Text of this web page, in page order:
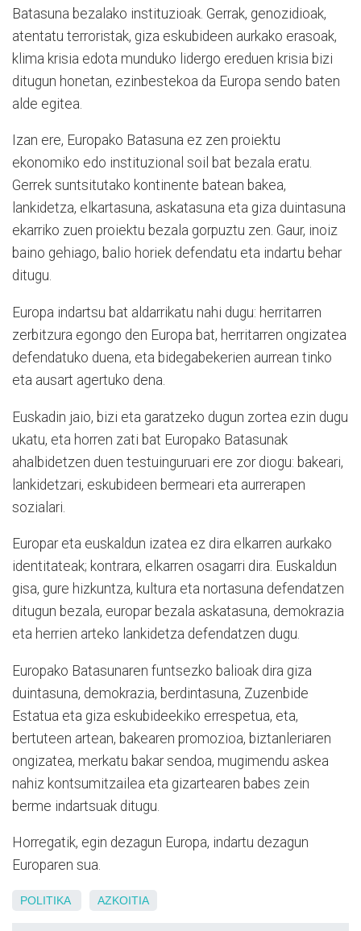
Batasuna bezalako instituzioak. Gerrak, genozidioak,
atentatu terroristak, giza eskubideen aurkako erasoak,
klima krisia edota munduko lidergo ereduen krisia bizi
ditugun honetan, ezinbestekoa da Europa sendo baten
alde egitea.
Izan ere, Europako Batasuna ez zen proiektu
ekonomiko edo instituzional soil bat bezala eratu.
Gerrek suntsitutako kontinente batean bakea,
lankidetza, elkartasuna, askatasuna eta giza duintasuna
ekarriko zuen proiektu bezala gorpuztu zen. Gaur, inoiz
baino gehiago, balio horiek defendatu eta indartu behar
ditugu.
Europa indartsu bat aldarrikatu nahi dugu: herritarren
zerbitzura egongo den Europa bat, herritarren ongizatea
defendatuko duena, eta bidegabekerien aurrean tinko
eta ausart agertuko dena.
Euskadin jaio, bizi eta garatzeko dugun zortea ezin dugu
ukatu, eta horren zati bat Europako Batasunak
ahalbidetzen duen testuinguruari ere zor diogu: bakeari,
lankidetzari, eskubideen bermeari eta aurrerapen
sozialari.
Europar eta euskaldun izatea ez dira elkarren aurkako
identitateak; kontrara, elkarren osagarri dira. Euskaldun
gisa, gure hizkuntza, kultura eta nortasuna defendatzen
ditugun bezala, europar bezala askatasuna, demokrazia
eta herrien arteko lankidetza defendatzen dugu.
Europako Batasunaren funtsezko balioak dira giza
duintasuna, demokrazia, berdintasuna, Zuzenbide
Estatua eta giza eskubideekiko errespetua, eta,
bertuteen artean, bakearen promozioa, biztanleriaren
ongizatea, merkatu bakar sendoa, mugimendu askea
nahiz kontsumitzailea eta gizartearen babes zein
berme indartsuak ditugu.
Horregatik, egin dezagun Europa, indartu dezagun
Europaren sua.
POLITIKA AZKOITIA